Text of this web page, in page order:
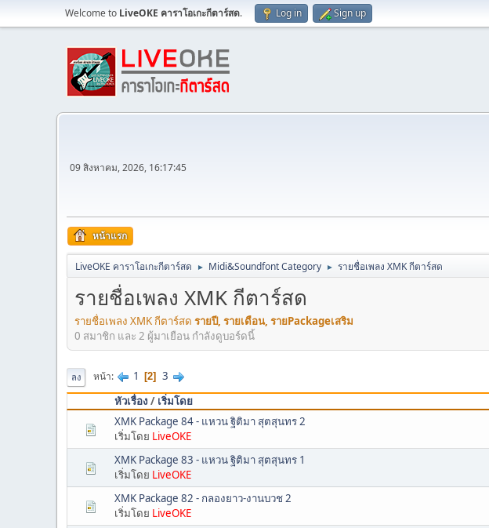
Welcome to LiveOKE คาราโอเกะกีตาร์สด. Log in Sign up
09 สิงหาคม, 2026, 16:17:45
หน้าแรก
LiveOKE คาราโอเกะกีตาร์สด ► Midi&Soundfont Category ► รายชื่อเพลง XMK กีตาร์สด
รายชื่อเพลง XMK กีตาร์สด
รายชื่อเพลง XMK กีตาร์สด รายปี, รายเดือน, รายPackageเสริม
0 สมาชิก และ 2 ผู้มาเยือน กำลังดูบอร์ดนี้
ลง หน้า 1 2
3
หัวเรื่อง / เริ่มโดย
XMK Package 84 - แหวน ฐิติมา สุตสุนทร 2
เริ่มโดย LiveOKE
XMK Package 83 - แหวน ฐิติมา สุตสุนทร 1
เริ่มโดย LiveOKE
XMK Package 82 - กลองยาว-งานบวช 2
เริ่มโดย LiveOKE